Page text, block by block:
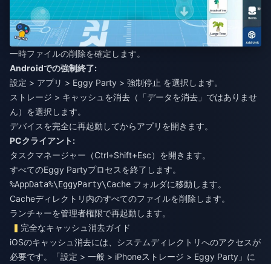
一時ファイルの削除を確定します。
Androidでの強制終了:
設定 > アプリ > Eggy Party > 強制停止 を選択します。
ストレージ > キャッシュを消去（「データを消去」ではありませ
ん）を選択します。
デバイスを完全に再起動してからアプリを開きます。
PCクライアント:
タスクマネージャー（Ctrl+Shift+Esc）を開きます。
すべてのEggy Partyプロセスを終了します。
%AppData%\EggyParty\Cache フォルダに移動します。
Cacheディレクトリ内のすべてのファイルを削除します。
ランチャーを管理者権限で再起動します。
完全なキャッシュ消去ガイド
iOSのキャッシュ消去には、システムディレクトリへのアクセスが
必要です。「設定 > 一般 > iPhoneストレージ > Eggy Party」に